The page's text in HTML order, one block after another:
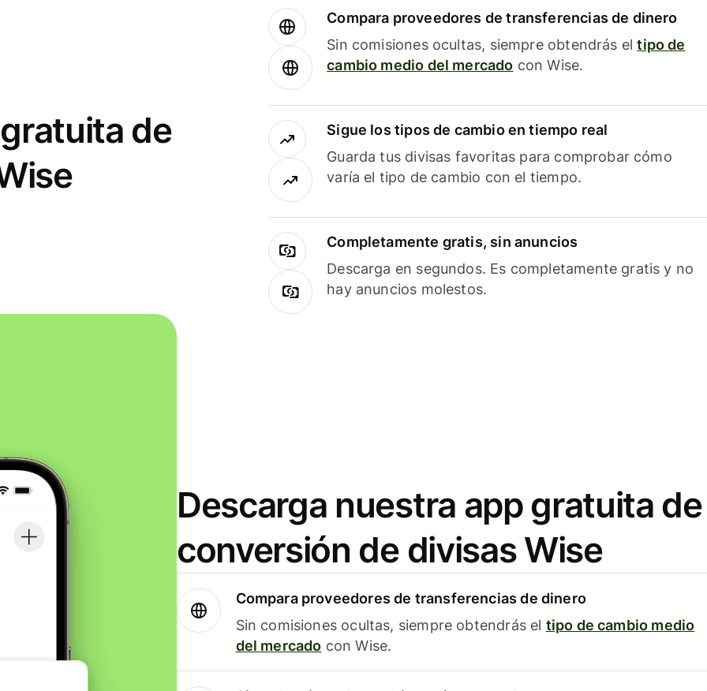
de
Compara proveedores de transferencias de dinero
Sin comisiones ocultas, siempre obtendrás eltipo de
cambio medio del mercado con Wise.
Sigue los tipos de cambio en tiempo real
Guarda tus divisas favoritas para comprobar cómo
varía el tipo de cambio con el tiempo.
Completamente gratis, sin anuncios
Descarga en segundos. Es completamente gratis y no
hay anuncios molestos.
Descarga nuestra app gratuita de
conversión de divisas Wise
Compara proveedores de transferencias de dinero
Sin comisiones ocultas, siempre obtendrás el tipo de cambio medio
del mercado con Wise.